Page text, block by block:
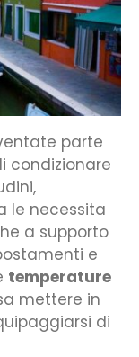
parte
condizionare
le necessita
a supporto
e
temperature
mettere in
di